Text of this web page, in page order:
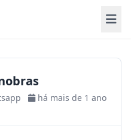
há mais de 1 ano